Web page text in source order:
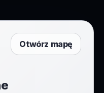
Otwórz mapę